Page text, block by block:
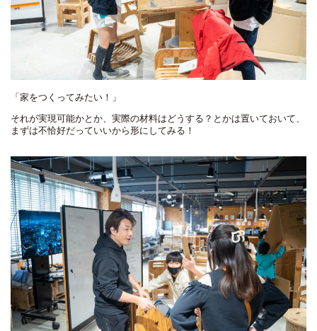
「家をつくってみたい！」
それが実現可能かとか、実際の材料はどうする？とかは置いておいて、
まずは不恰好だっていいから形にしてみる！